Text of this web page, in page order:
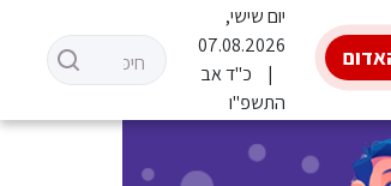
יום שישי,
07.08.2026
כ"ד אב
התשפ"ו